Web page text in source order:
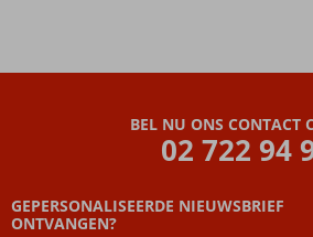
BEL NU ONS CONTACT
02 722 94
GEPERSONALISEERDE NIEUWSBRIEF
ONTVANGEN?